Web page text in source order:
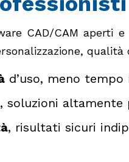
CAD/CAM aperti
d’uso, meno tempo
, soluzioni
, risultati sicuri